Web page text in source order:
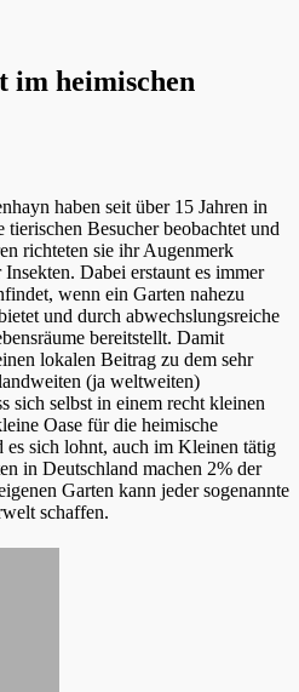
heimischen
haben seit über 15 Jahren in
Besucher beobachtet und
richteten sie ihr Augenmerk
Dabei erstaunt es immer
wenn ein Garten nahezu
und durch abwechslungsreiche
bereitstellt. Damit
lokalen Beitrag zu dem sehr
(ja weltweiten)
sich selbst in einem recht kleinen
Oase für die heimische
es sich lohnt, auch im Kleinen tätig
in Deutschland machen 2% der
Garten kann jeder sogenannte
schaffen.